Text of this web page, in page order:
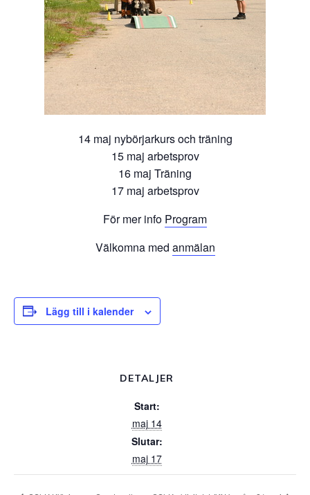
14 maj nybörjarkurs och träning
15 maj arbetsprov
16 maj Träning
17 maj arbetsprov
För mer info Program
Välkomna med anmälan
Lägg till i kalender
DETALJER
Start:
maj 14
Slutar:
maj 17